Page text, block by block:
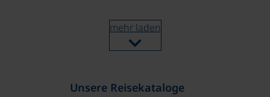
mehr laden
Unsere Reisekataloge